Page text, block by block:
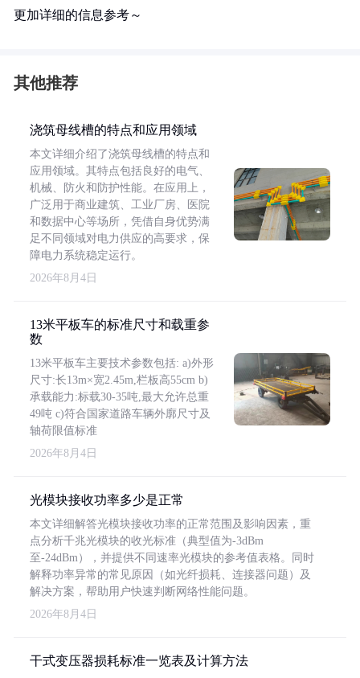
更加详细的信息参考～
其他推荐
浇筑母线槽的特点和应用领域
本文详细介绍了浇筑母线槽的特点和
应用领域。其特点包括良好的电气、
机械、防火和防护性能。在应用上，
广泛用于商业建筑、工业厂房、医院
和数据中心等场所，凭借自身优势满
足不同领域对电力供应的高要求，保
障电力系统稳定运行。
2026年8月4日
13米平板车的标准尺寸和载重参
数
13米平板车主要技术参数包括: a)外形
尺寸:长13m×宽2.45m,栏板高55cm b)
承载能力:标载30-35吨,最大允许总重
49吨 c)符合国家道路车辆外廓尺寸及
轴荷限值标准
2026年8月4日
光模块接收功率多少是正常
本文详细解答光模块接收功率的正常范围及影响因素，重
点分析千兆光模块的收光标准（典型值为-3dBm
至-24dBm），并提供不同速率光模块的参考值表格。同时
解释功率异常的常见原因（如光纤损耗、连接器问题）及
解决方案，帮助用户快速判断网络性能问题。
2026年8月4日
干式变压器损耗标准一览表及计算方法